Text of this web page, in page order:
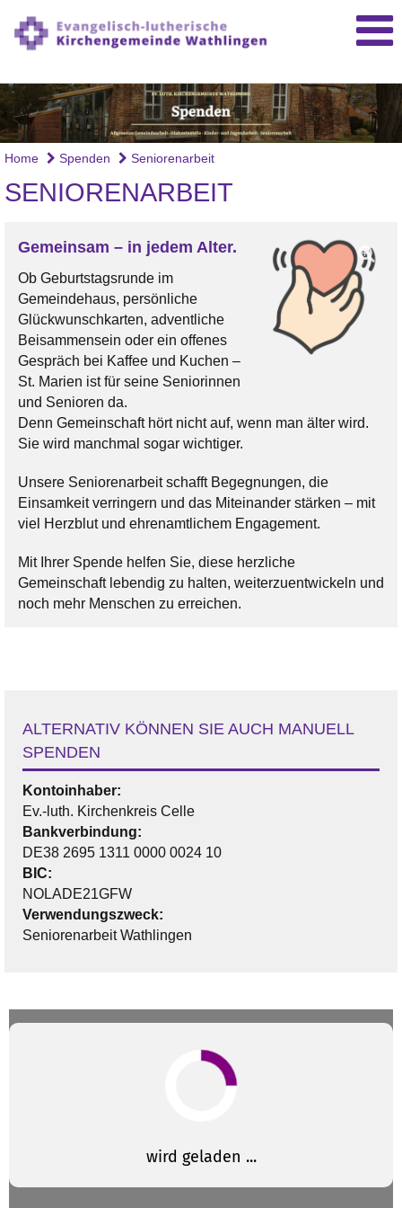
Home Spenden Seniorenarbeit
SENIORENARBEIT
Gemeinsam – in jedem Alter.
Ob Geburtstagsrunde im
Gemeindehaus, persönliche
Glückwunschkarten, adventliche
Beisammensein oder ein offenes
Gespräch bei Kaffee und Kuchen –
St. Marien ist für seine Seniorinnen
und Senioren da.
Denn Gemeinschaft hört nicht auf, wenn man älter wird.
Sie wird manchmal sogar wichtiger.
Unsere Seniorenarbeit schafft Begegnungen, die
Einsamkeit verringern und das Miteinander stärken – mit
viel Herzblut und ehrenamtlichem Engagement.
Mit Ihrer Spende helfen Sie, diese herzliche
Gemeinschaft lebendig zu halten, weiterzuentwickeln und
noch mehr Menschen zu erreichen.
ALTERNATIV KÖNNEN SIE AUCH MANUELL
SPENDEN
Kontoinhaber:
Ev.-luth. Kirchenkreis Celle
Bankverbindung:
DE38 2695 1311 0000 0024 10
BIC:
NOLADE21GFW
Verwendungszweck:
Seniorenarbeit Wathlingen